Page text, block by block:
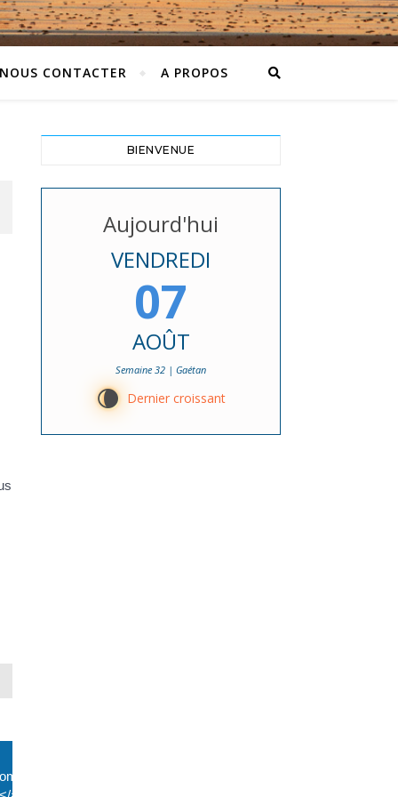
NOUS CONTACTER A PROPOS
particuliers/?
BIENVENUE
Aujourd'hui
VENDREDI
07
AOÛT
Semaine 32 | Gaétan
V Dernier croissant